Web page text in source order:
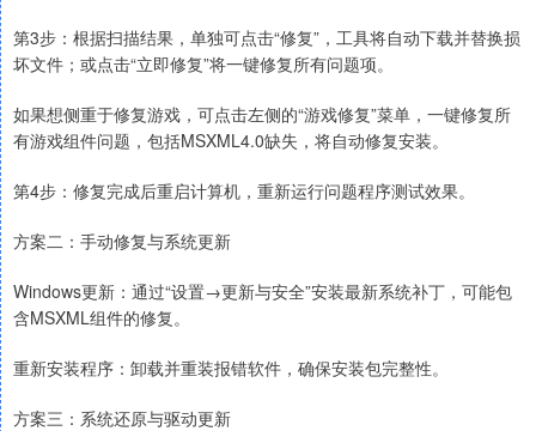
第3步：根据扫描结果，单独可点击“修复”，工具将自动下载并替换损
坏文件；或点击“立即修复”将一键修复所有问题项。
如果想侧重于修复游戏，可点击左侧的“游戏修复”菜单，一键修复所
有游戏组件问题，包括MSXML4.0缺失，将自动修复安装。
第4步：修复完成后重启计算机，重新运行问题程序测试效果。
方案二：手动修复与系统更新
Windows更新：通过“设置→更新与安全”安装最新系统补丁，可能包
含MSXML组件的修复。
重新安装程序：卸载并重装报错软件，确保安装包完整性。
方案三：系统还原与驱动更新